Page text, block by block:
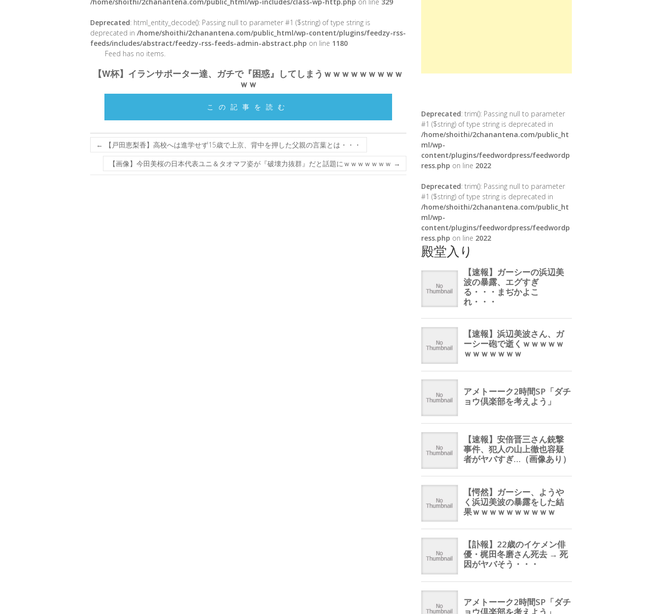
Deprecated: html_entity_decode(): Passing null to parameter #1 ($string) of type string is
deprecated in /home/shoithi/2chanantena.com/public_html/wp-content/plugins/feedzy-rss-
feeds/includes/abstract/feedzy-rss-feeds-admin-abstract.php on line 1180
Feed has no items.
【W杯】イランサポーター達、ガチで『困惑』してしまうｗｗｗｗｗｗｗｗｗ
ｗｗ
この記事を読む
←
【戸田恵梨香】高校へは進学せず15歳で上京、背中を押した父親の言葉とは・・・
【画像】今田美桜の日本代表ユニ＆タオマフ姿が『破壊力抜群』だと話題にｗｗｗｗｗｗｗ →
Deprecated: trim(): Passing null to parameter
#1 ($string) of type string is deprecated in
/home/shoithi/2chanantena.com/public_ht
ml/wp-
content/plugins/feedwordpress/feedwordp
ress.php on line 2022
Deprecated: trim(): Passing null to parameter
#1 ($string) of type string is deprecated in
/home/shoithi/2chanantena.com/public_ht
ml/wp-
content/plugins/feedwordpress/feedwordp
ress.php on line 2022
殿堂入り